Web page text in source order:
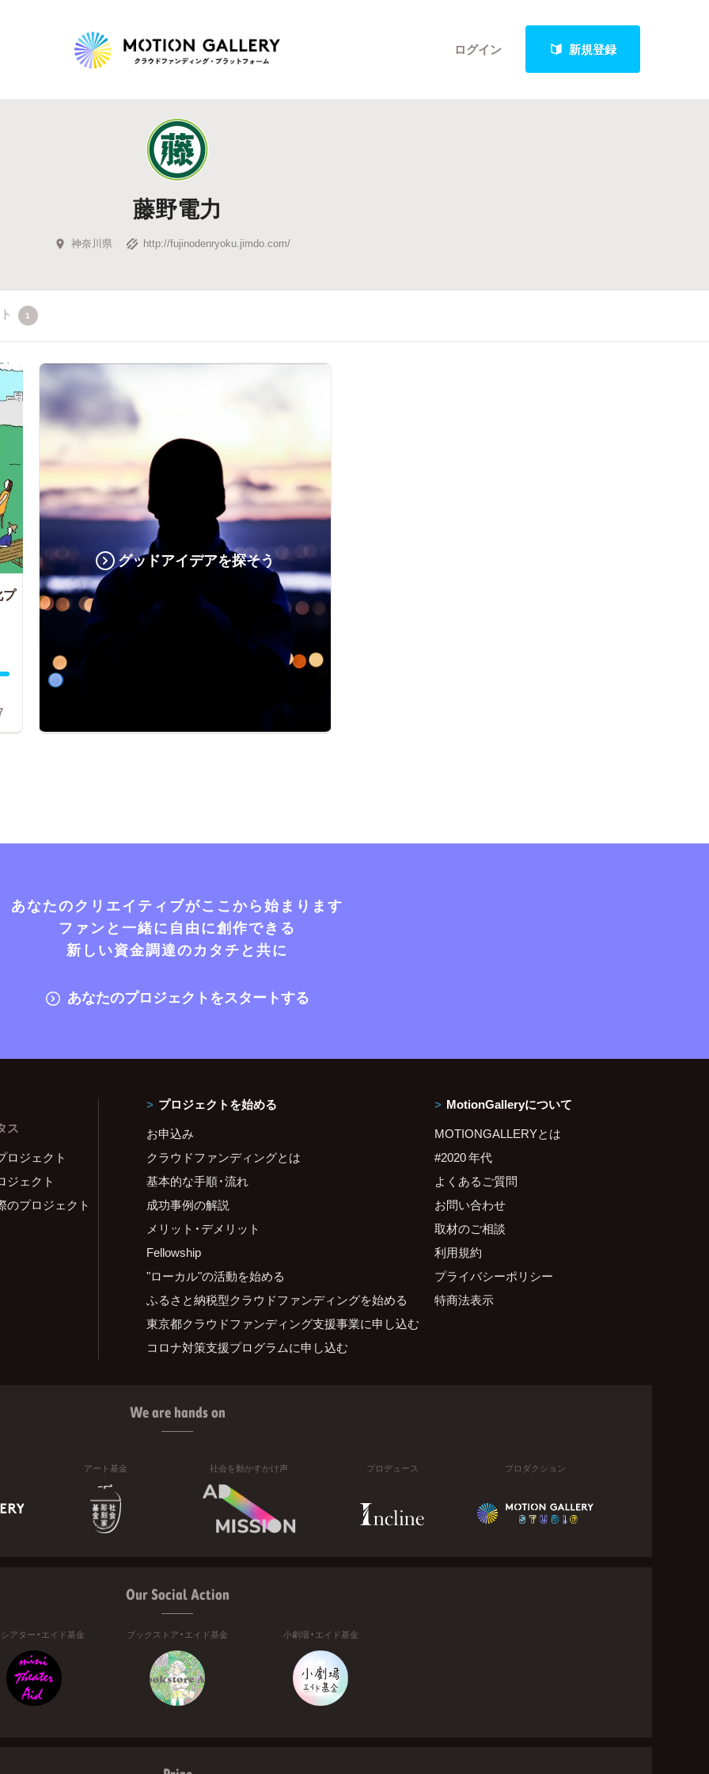
ログイン 新規登録
Highlight
新着プロジェクト
Feature
タグから探す キュレーターから探す 特集から探す
藤野電力
神奈川県 http://fujinodenryoku.jimdo.com/
1
グッドアイデアを探そう
あなたのクリエイティブがここから始まります
ファンと一緒に自由に創作できる
新しい資金調達のカタチと共に
あなたのプロジェクトをスタートする
ス
ロジェクト
ジェクト
のプロジェクト
プロジェクトを始める
お申込み
クラウドファンディングとは
基本的な手順・流れ
成功事例の解説
メリット・デメリット
Fellowship
"ローカル"の活動を始める
ふるさと納税型クラウドファンディングを始める
東京都クラウドファンディング支援事業に申し込む
コロナ対策支援プログラムに申し込む
MotionGalleryについて
MOTIONGALLERYとは
#2020 年代
よくあるご質問
お問い合わせ
取材のご相談
利用規約
プライバシーポリシー
特商法表示
We are hands on
アート基金 社会を動かすかけ声 プロデュース プロダクション
Our Social Action
アター・エイド基金 ブックストア・エイド基金 小劇場・エイド基金